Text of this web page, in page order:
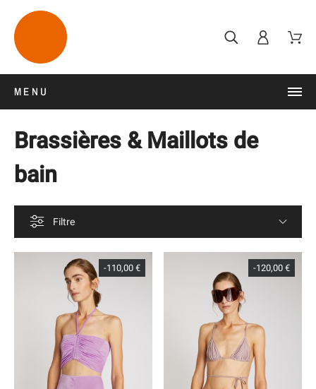
MENU
Brassières & Maillots de
bain
Filtre
-110,00 € -120,00 €